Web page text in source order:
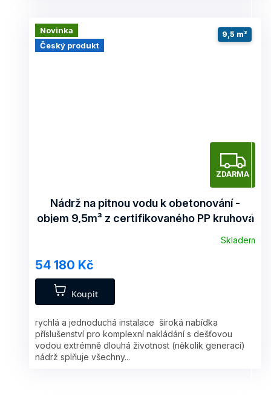
Novinka
Český produkt
Z
D
A
R
ZDARMA
9,5 m³
Nádrž na pitnou vodu k obetonování -
objem 9,5m³ z certifikovaného PP kruhová
Skladem
54 180 Kč
Koupit
rychlá a jednoduchá instalace široká nabídka
příslušenství pro komplexní nakládání s dešťovou
vodou extrémně dlouhá životnost (několik generací)
nádrž splňuje všechny...